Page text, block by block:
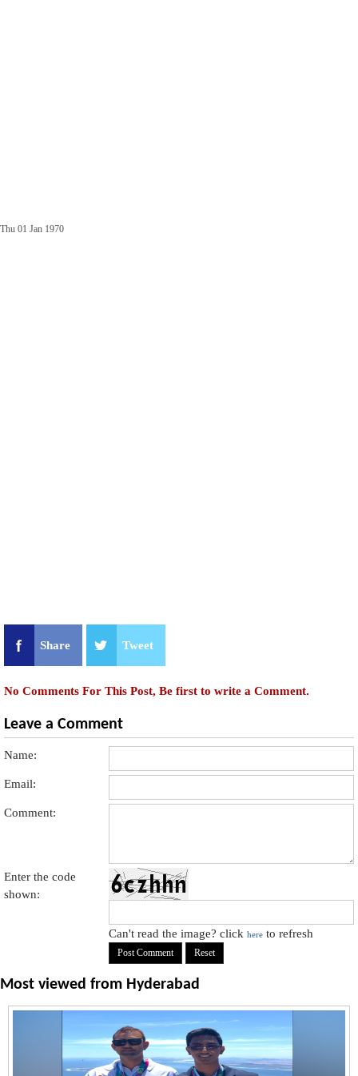
Thu 01 Jan 1970
Share Tweet
No Comments For This Post, Be first to write a Comment.
Leave a Comment
Name:
Email:
Comment:
Enter the code
shown:
Can't read the image? clickhere to refresh
Most viewed from Hyderabad